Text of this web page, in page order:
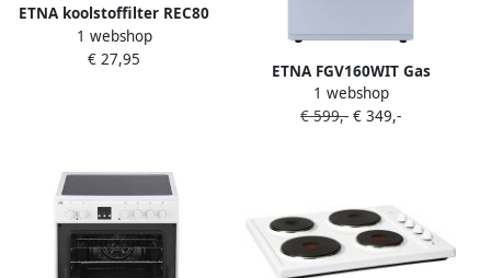
ETNA koolstoffilter REC80
1 webshop
€ 27,95
ETNA FGV160WIT Gas
elektro fornuis Wit 60 cm
Inhoud 72 liter Energielabel
1 webshop
€ 599,- € 349,-